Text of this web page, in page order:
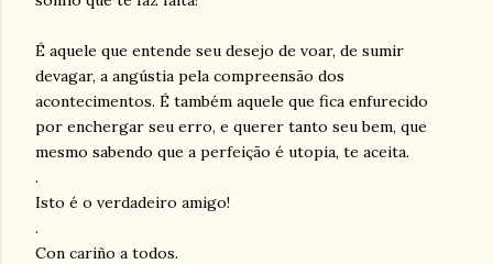
É aquele que entende seu desejo de voar, de sumir
devagar, a angústia pela compreensão dos
acontecimentos. É também aquele que fica enfurecido
por enchergar seu erro, e querer tanto seu bem, que
mesmo sabendo que a perfeição é utopia, te aceita.
.
Isto é o verdadeiro amigo!
.
Con cariño a todos.